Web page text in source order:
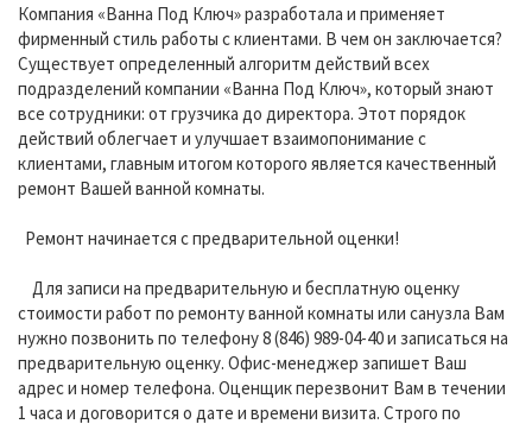
Компания «Ванна Под Ключ» разработала и применяет
фирменный стиль работы с клиентами. В чем он заключается?
Существует определенный алгоритм действий всех
подразделений компании «Ванна Под Ключ», который знают
все сотрудники: от грузчика до директора. Этот порядок
действий облегчает и улучшает взаимопонимание с
клиентами, главным итогом которого является качественный
ремонт Вашей ванной комнаты.
Ремонт начинается с предварительной оценки!
Для записи на предварительную и бесплатную оценку
стоимости работ по ремонту ванной комнаты или санузла Вам
нужно позвонить по телефону 8 (846) 989-04-40 и записаться на
предварительную оценку. Офис-менеджер запишет Ваш
адрес и номер телефона. Оценщик перезвонит Вам в течении
1 часа и договорится о дате и времени визита. Строго по